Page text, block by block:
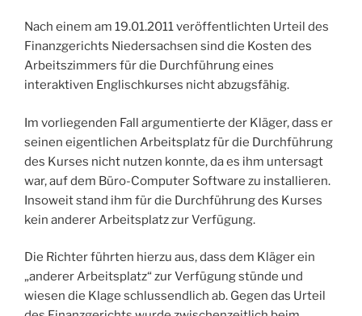
Nach einem am 19.01.2011 veröffentlichten Urteil des
Finanzgerichts Niedersachsen sind die Kosten des
Arbeitszimmers für die Durchführung eines
interaktiven Englischkurses nicht abzugsfähig.
Im vorliegenden Fall argumentierte der Kläger, dass er
seinen eigentlichen Arbeitsplatz für die Durchführung
des Kurses nicht nutzen konnte, da es ihm untersagt
war, auf dem Büro-Computer Software zu installieren.
Insoweit stand ihm für die Durchführung des Kurses
kein anderer Arbeitsplatz zur Verfügung.
Die Richter führten hierzu aus, dass dem Kläger ein
„anderer Arbeitsplatz“ zur Verfügung stünde und
wiesen die Klage schlussendlich ab. Gegen das Urteil